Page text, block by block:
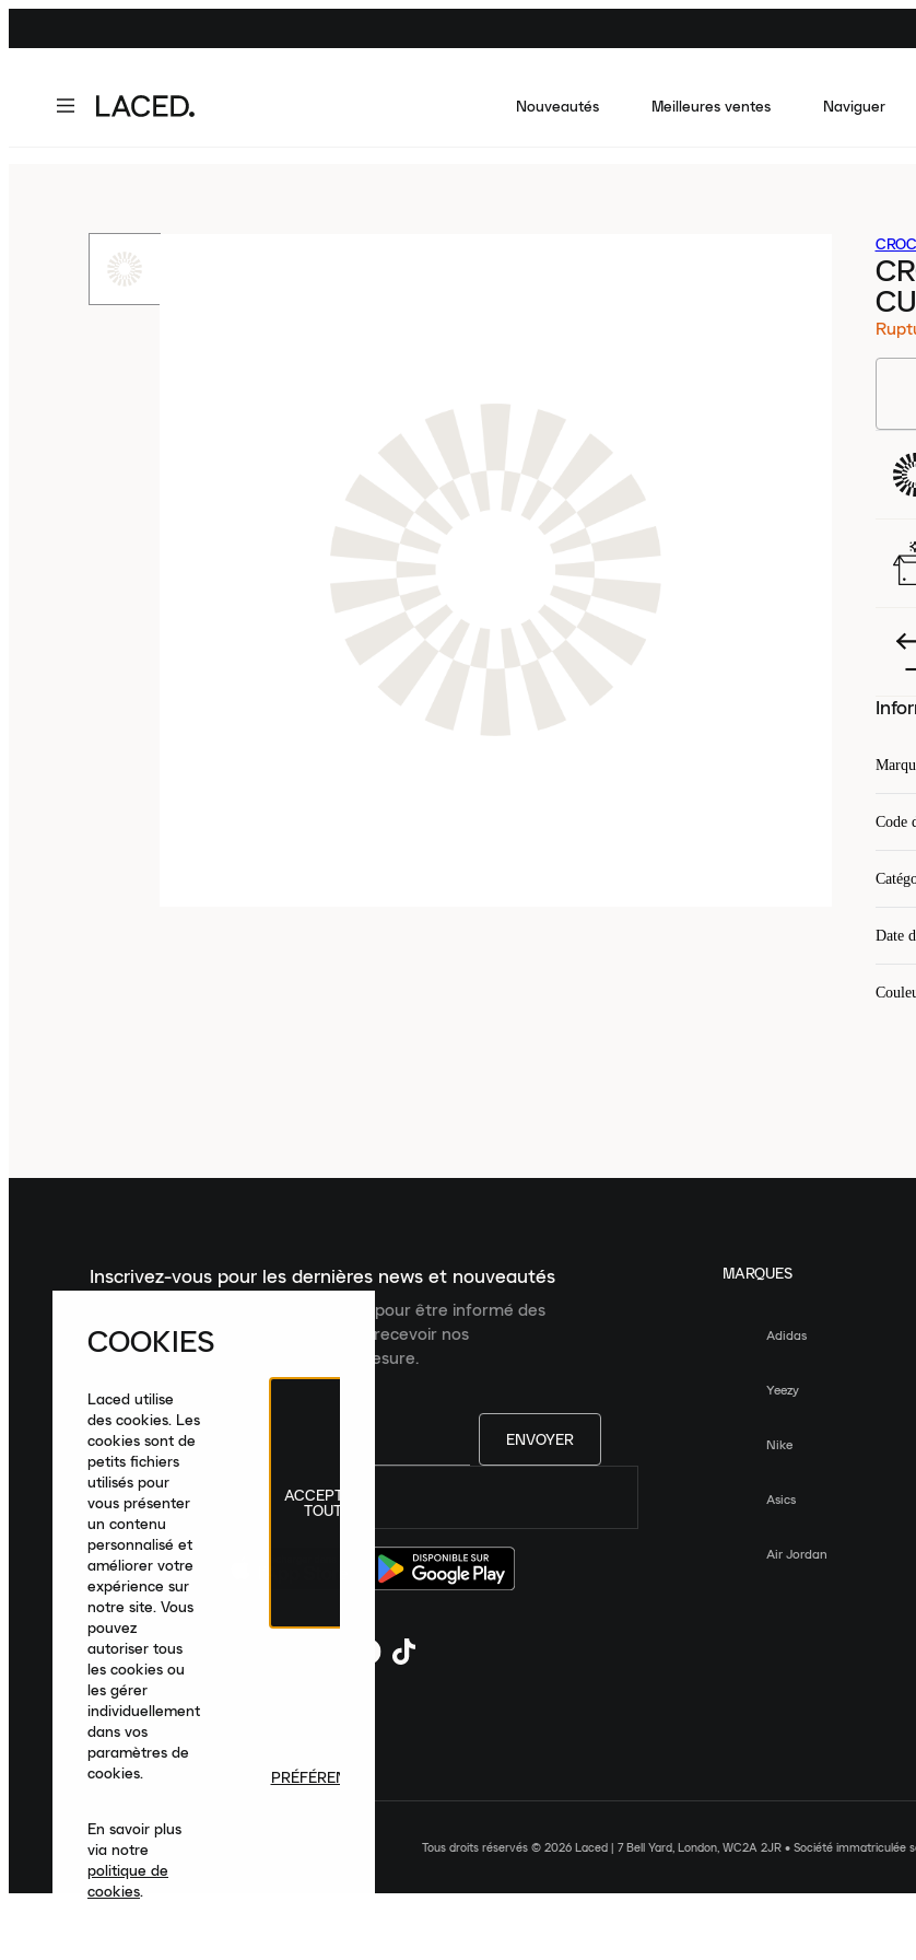
Nouveautés Meilleures ventes Naviguer
Code
Date
Inscrivez-vous pour les dernières news et nouveautés
Inscrivez-vous à la newsletter Laced pour être informé des
dernières nouveautés, collections et recevoir nos
recommandations de produits sur mesure.
ENVOYER
France|Français
MARQUES
Adidas
Yeezy
Nike
Asics
Air Jordan
Tous droits réservés © 2026 Laced | 7 Bell Yard, London, WC2A 2JR • Société immatriculée
COOKIES
Laced utilise
des cookies. Les
cookies sont de
petits fichiers
utilisés pour
vous présenter
un contenu
personnalisé et
améliorer votre
expérience sur
notre site. Vous
pouvez
autoriser tous
les cookies ou
les gérer
individuellement
dans vos
paramètres de
cookies.
En savoir plus
via notre
politique de
cookies.
ACCEPTER
TOUT
PRÉFÉRENCES